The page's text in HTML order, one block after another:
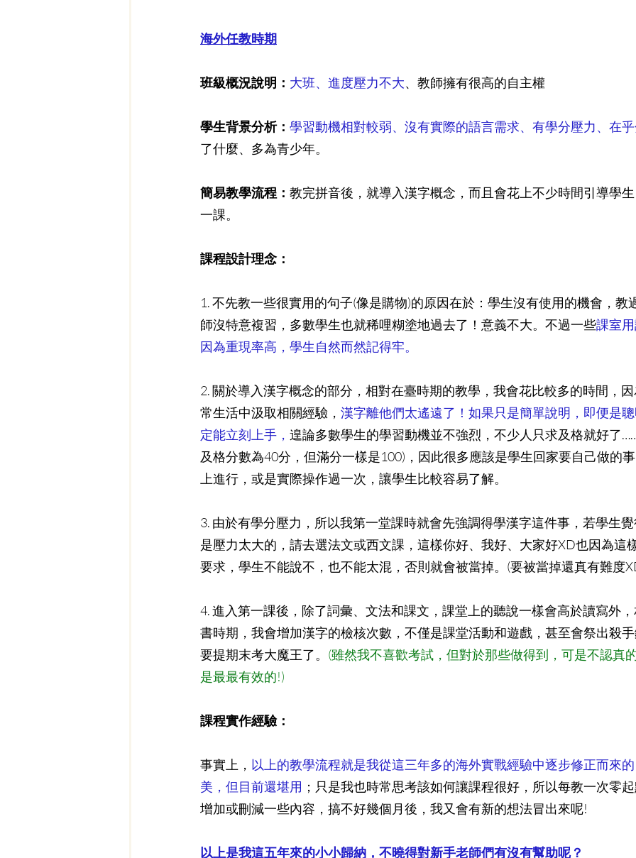
海外任教時期
班級概況說明： 大班、進度壓力不大、教師擁有很高的自主權
學生背景分析： 學習動機相對較弱、沒有實際的語言需求、有學分壓力、在
了什麼、多為青少年。
簡易教學流程： 教完拼音後，就導入漢字概念，而且會花上不少時間引導學
一課。
課程設計理念：
1. 不先教一些很實用的句子(像是購物)的原因在於：學生沒有使用的機會，教
師沒特意複習，多數學生也就稀哩糊塗地過去了！意義不大。不過一些課室
因為重現率高，學生自然而然記得牢。
2. 關於導入漢字概念的部分，相對在臺時期的教學，我會花比較多的時間，
常生活中汲取相關經驗， 漢字離他們太遙遠了！如果只是簡單說明，即便是
定能立刻上手， 遑論多數學生的學習動機並不強烈，不少人只求及格就好了
及格分數為40分，但滿分一樣是100)，因此很多應該是學生回家要自己做的
上進行，或是實際操作過一次，讓學生比較容易了解。
3. 由於有學分壓力，所以我第一堂課時就會先強調得學漢字這件事，若學生
是壓力太大的，請去選法文或西文課，這樣你好、我好、大家好XD也因為這
要求，學生不能說不，也不能太混，否則就會被當掉。(要被當掉還真有難度
4. 進入第一課後，除了詞彙、文法和課文，課堂上的聽說一樣會高於讀寫外
書時期，我會增加漢字的檢核次數，不僅是課堂活動和遊戲，甚至會祭出殺
要提期末考大魔王了。 (雖然我不喜歡考試，但對於那些做得到，可是不認真
是最最有效的!)
課程實作經驗：
事實上， 以上的教學流程就是我從這三年多的海外實戰經驗中逐步修正而來
美，但目前還堪用 ；只是我也時常思考該如何讓課程很好，所以每教一次零
增加或刪減一些內容，搞不好幾個月後，我又會有新的想法冒出來呢!
以上是我這五年來的小小歸納，不曉得對新手老師們有沒有幫助呢？